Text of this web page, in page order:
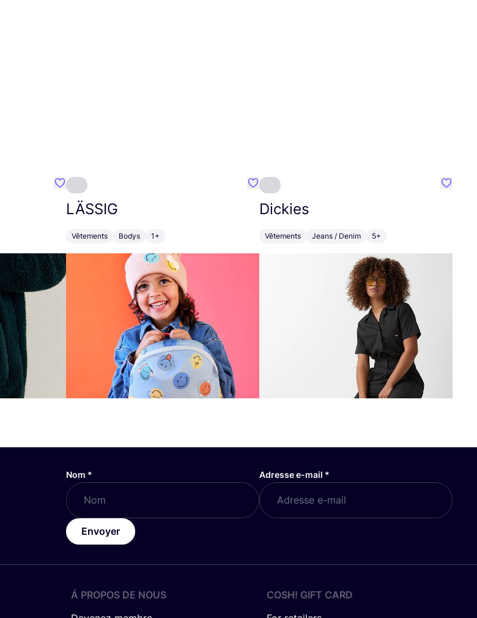
Préféré {nom}
LÄSSIG
Vêtements Bodys 1+
Préféré {nom}
Dickies
Vêtements Jeans / Denim 5+
Nom * Adresse e-mail *
Envoyer
Á PROPOS DE NOUS
COSH! GIFT CARD